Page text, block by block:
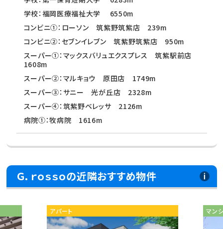
学校：福岡医療福祉大学 6550m
コンビニ①：ローソン 筑紫野筑紫店 239m
コンビニ②：セブンイレブン 筑紫野筑紫店 950m
スーパー①：マックスバリュエクスプレス 筑紫駅前店
1608m
スーパー②：マルキョウ 原田店 1749m
スーパー③：サニー 光が丘店 2328m
スーパー④：筑紫野ベレッサ 2126m
病院①：牧病院 1616m
Ｇ．ｒｏｓｓｏの近隣おすすめ物件
アパート マン